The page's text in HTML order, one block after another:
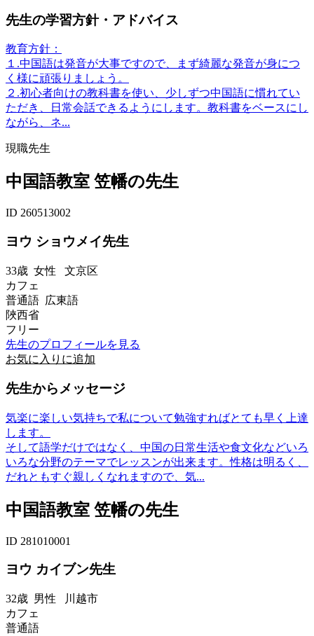
先生の学習方針・アドバイス
教育方針：
１.中国語は発音が大事ですので、まず綺麗な発音が身につ
く様に頑張りましょう。
２.初心者向けの教科書を使い、少しずつ中国語に慣れてい
ただき、日常会話できるようにします。教科書をベースにし
ながら、ネ...
現職先生
中国語教室 笠幡の先生
ID 260513002
ヨウ ショウメイ先生
33歳 女性 文京区
カフェ
普通語 広東語
陜西省
フリー
先生のプロフィールを見る
お気に入りに追加
先生からメッセージ
気楽に楽しい気持ちで私について勉強すればとても早く上達
します。
そして語学だけではなく、中国の日常生活や食文化などいろ
いろな分野のテーマでレッスンが出来ます。性格は明るく、
だれともすぐ親しくなれますので、気...
中国語教室 笠幡の先生
ID 281010001
ヨウ カイブン先生
32歳 男性 川越市
カフェ
普通語